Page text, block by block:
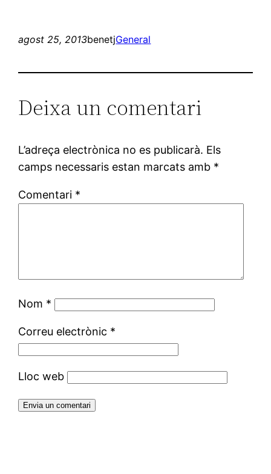
agost 25, 2013benetjGeneral
Deixa un comentari
L’adreça electrònica no es publicarà. Els
camps necessaris estan marcats amb *
Comentari *
Nom *
Correu electrònic *
Lloc web